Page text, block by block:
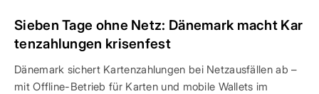
Sieben Tage ohne Netz: Dänemark macht Kar
tenzahlungen krisenfest
Dänemark sichert Kartenzahlungen bei Netzausfällen ab –
mit Offline-Betrieb für Karten und mobile Wallets im